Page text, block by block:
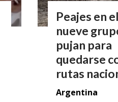
Peajes en
nueve
pujan para
quedarse
rutas
Argentina